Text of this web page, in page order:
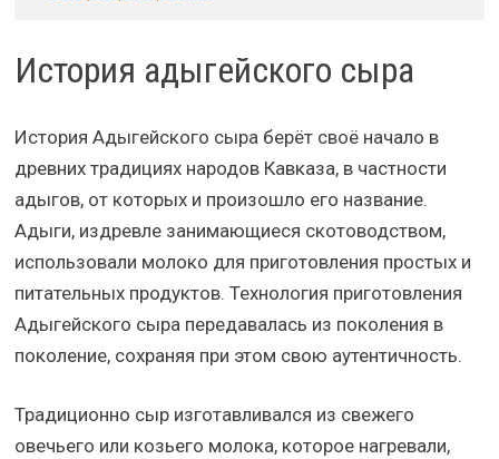
История адыгейского сыра
История Адыгейского сыра берёт своё начало в
древних традициях народов Кавказа, в частности
адыгов, от которых и произошло его название.
Адыги, издревле занимающиеся скотоводством,
использовали молоко для приготовления простых и
питательных продуктов. Технология приготовления
Адыгейского сыра передавалась из поколения в
поколение, сохраняя при этом свою аутентичность.
Традиционно сыр изготавливался из свежего
овечьего или козьего молока, которое нагревали,